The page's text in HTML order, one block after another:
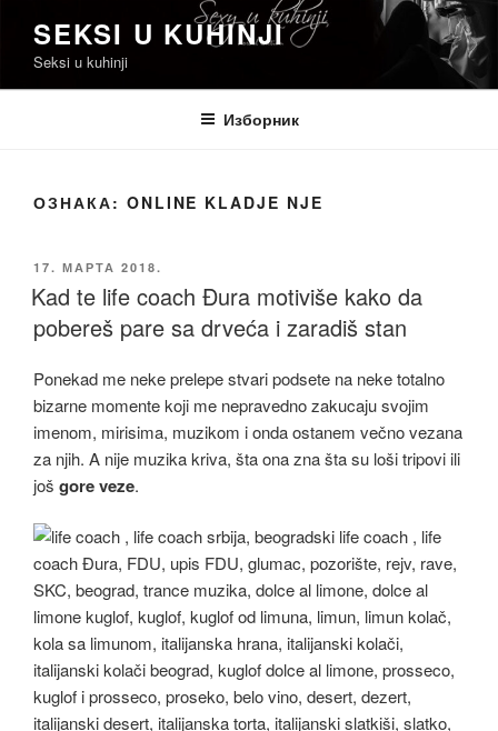
садржај
SEKSI U KUHINJI
Seksi u kuhinji
Изборник
ОЗНАКА: ONLINE KLADJE NJE
ОБЈАВЉЕНО
17. МАРТА 2018.
Kad te life coach Đura motiviše kako da
pobereš pare sa drveća i zaradiš stan
Ponekad me neke prelepe stvari podsete na neke totalno
bizarne momente koji me nepravedno zakucaju svojim
imenom, mirisima, muzikom i onda ostanem večno vezana
za njih. A nije muzika kriva, šta ona zna šta su loši tripovi ili
još gore veze.